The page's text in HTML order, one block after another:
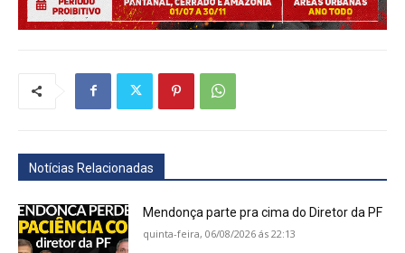
Notícias Relacionadas
Mendonça parte pra cima do Diretor da PF
quinta-feira, 06/08/2026 ás 22:13